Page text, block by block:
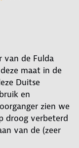
van de Fulda
maat in de
Duitse
en
zien we
droog verbeterd
van de (zeer